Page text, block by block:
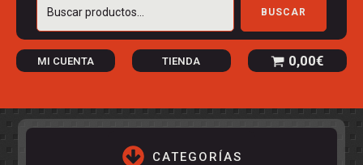
Buscar
BUSCAR
MI CUENTA TIENDA 0,00€
CATEGORÍAS